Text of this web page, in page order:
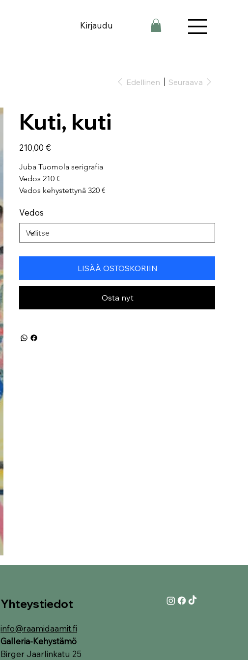
Kirjaudu
Edellinen Seuraava
Kuti, kuti
Hinta
210,00 €
Juba Tuomola serigrafia
Vedos 210 €
Vedos kehystettynä 320 €
Vedos
LISÄÄ OSTOSKORIIN
Osta nyt
Yhteystiedot
info@raamidaamit.fi
Galleria-Kehystämö
Birger Jaarlinkatu 25